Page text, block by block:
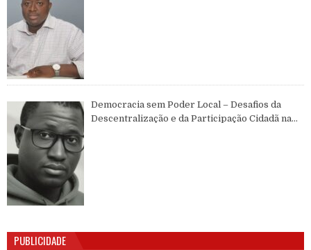
Democracia sem Poder Local – Desafios da
Descentralização e da Participação Cidadã na
PUBLICIDADE